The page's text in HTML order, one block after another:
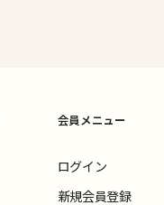
会員メニュー
ログイン
新規会員登録